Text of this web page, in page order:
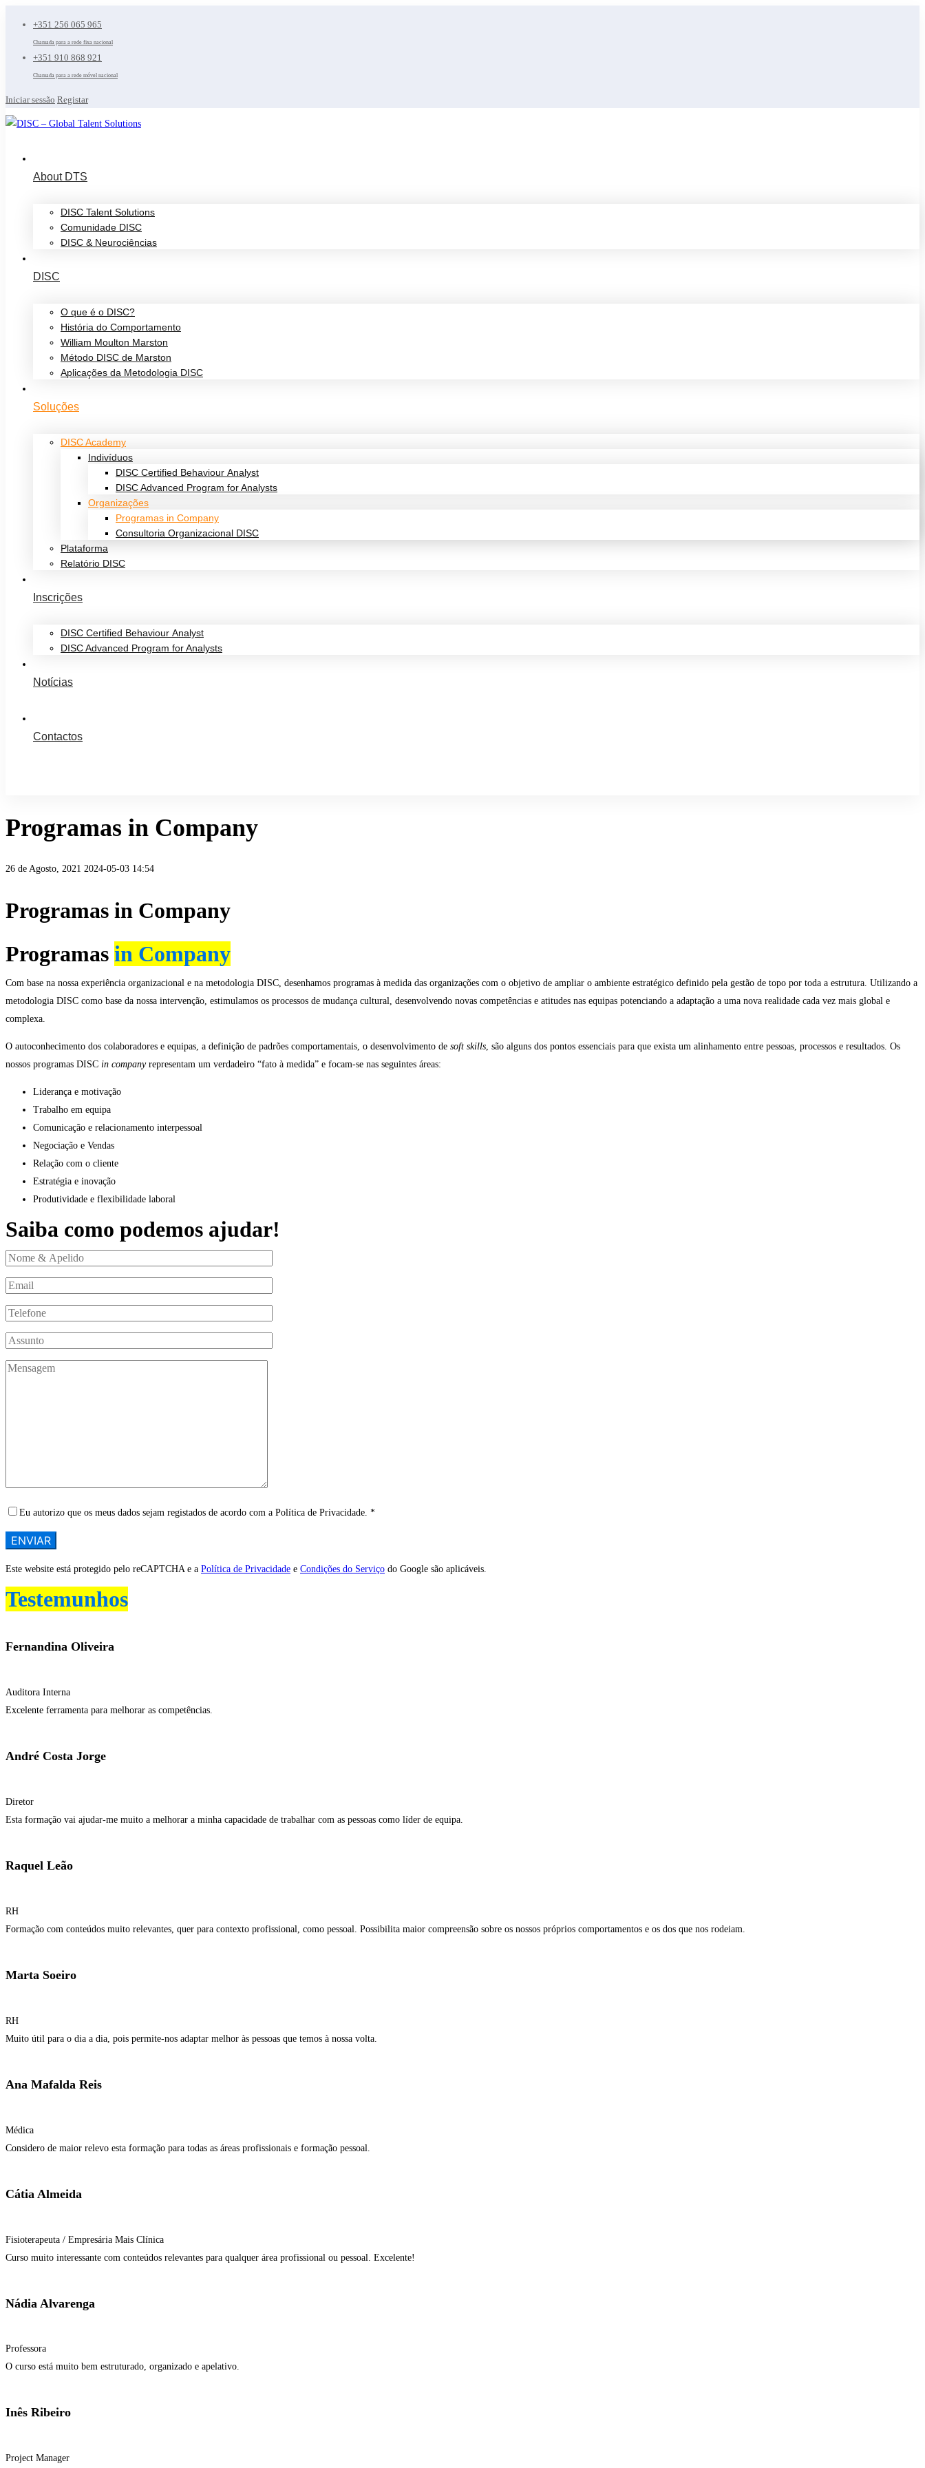
+351 256 065 965
Chamada para a rede fixa nacional
+351 910 868 921
Chamada para a rede móvel nacional
Iniciar sessão Registar
About DTS
DISC Talent Solutions
Comunidade DISC
DISC & Neurociências
DISC
O que é o DISC?
História do Comportamento
William Moulton Marston
Método DISC de Marston
Aplicações da Metodologia DISC
Soluções
DISC Academy
Indivíduos
DISC Certified Behaviour Analyst
DISC Advanced Program for Analysts
Organizações
Programas in Company
Consultoria Organizacional DISC
Plataforma
Relatório DISC
Inscrições
DISC Certified Behaviour Analyst
DISC Advanced Program for Analysts
Notícias
Contactos
Programas in Company
26 de Agosto, 2021 2024-05-03 14:54
Programas in Company
Programas in Company
Com base na nossa experiência organizacional e na metodologia DISC, desenhamos programas à medida das organizações com o objetivo de ampliar o ambiente estratégico definido pela gestão de topo por toda a estrutura. Utilizando a
metodologia DISC como base da nossa intervenção, estimulamos os processos de mudança cultural, desenvolvendo novas competências e atitudes nas equipas potenciando a adaptação a uma nova realidade cada vez mais global e
complexa.
O autoconhecimento dos colaboradores e equipas, a definição de padrões comportamentais, o desenvolvimento de soft skills, são alguns dos pontos essenciais para que exista um alinhamento entre pessoas, processos e resultados. Os
nossos programas DISC in companyrepresentam um verdadeiro “fato à medida” e focam-se nas seguintes áreas:
Liderança e motivação
Trabalho em equipa
Comunicação e relacionamento interpessoal
Negociação e Vendas
Relação com o cliente
Estratégia e inovação
Produtividade e flexibilidade laboral
Saiba como podemos ajudar!
Eu autorizo que os meus dados sejam registados de acordo com a Política de Privacidade. *
Este website está protegido pelo reCAPTCHA e a Política de Privacidade e Condições do Serviço do Google são aplicáveis.
Testemunhos
Fernandina Oliveira
Auditora Interna
Excelente ferramenta para melhorar as competências.
André Costa Jorge
Diretor
Esta formação vai ajudar-me muito a melhorar a minha capacidade de trabalhar com as pessoas como líder de equipa.
Raquel Leão
RH
Formação com conteúdos muito relevantes, quer para contexto profissional, como pessoal. Possibilita maior compreensão sobre os nossos próprios comportamentos e os dos que nos rodeiam.
Marta Soeiro
RH
Muito útil para o dia a dia, pois permite-nos adaptar melhor às pessoas que temos à nossa volta.
Ana Mafalda Reis
Médica
Considero de maior relevo esta formação para todas as áreas profissionais e formação pessoal.
Cátia Almeida
Fisioterapeuta / Empresária Mais Clínica
Curso muito interessante com conteúdos relevantes para qualquer área profissional ou pessoal. Excelente!
Nádia Alvarenga
Professora
O curso está muito bem estruturado, organizado e apelativo.
Inês Ribeiro
Project Manager